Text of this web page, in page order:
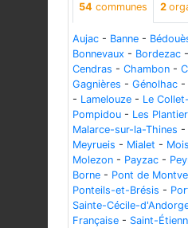
54 communes 2
Aujac - Banne -
Bonnevaux - Bordezac -
Cendras - Chambon -
Gagnières - Génolhac -
- Lamelouze - Le
Pompidou - Les
Malarce-sur-la-Thines -
Meyrueis - Mialet -
Molezon - Payzac -
Borne - Pont de
Ponteils-et-Brésis -
Sainte-Cécile-
Française - Saint-